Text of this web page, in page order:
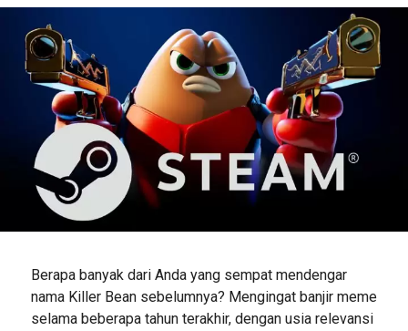
Berapa banyak dari Anda yang sempat mendengar
nama Killer Bean sebelumnya? Mengingat banjir meme
selama beberapa tahun terakhir, dengan usia relevansi